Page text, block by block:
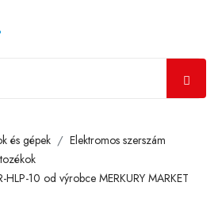
és gépek
Elektromos szerszám
10 od výrobce MERKURY MARKET